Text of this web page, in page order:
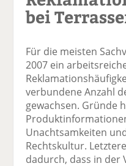
bei
Für die meisten
2007 ein
verbundene Anzahl
gewachsen. Gründe
Unachtsamkeiten
Rechtskultur.
dadurch, dass in der